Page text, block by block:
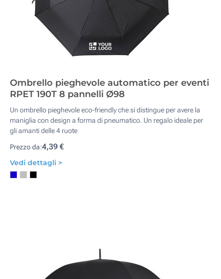
Ombrello pieghevole automatico per eventi
RPET 190T 8 pannelli Ø98
Un ombrello pieghevole eco-friendly che si distingue per avere la
maniglia con design a forma di pneumatico. Un regalo ideale per
gli amanti delle 4 ruote
Prezzo da:4,39 €
Vedi dettagli >